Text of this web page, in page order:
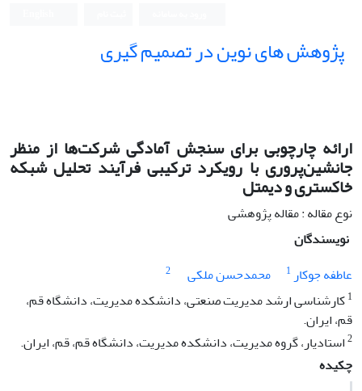
پژوهش های نوین در تصمیم گیری
ارائه چارچوبی برای سنجش آمادگی شرکت‌ها از منظر
جانشین‌پروری با رویکرد ترکیبی فرآیند تحلیل شبکه
خاکستری و دیمتل
نوع مقاله : مقاله پژوهشی
نویسندگان
عاطفه جوکار1 محمدحسن ملکی
2
1کارشناسی ارشد مدیریت صنعتی، دانشکده مدیریت، دانشگاه قم،
قم، ایران.
2استادیار، گروه مدیریت، دانشکده مدیریت، دانشگاه قم، قم، ایران.
چکیده